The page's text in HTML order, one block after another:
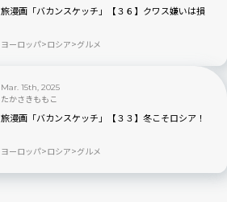
旅漫画「バカンスケッチ」【３６】クワス嫌いは損
ヨーロッパ ロシア グルメ
Mar. 15th, 2025
たかさきももこ
旅漫画「バカンスケッチ」【３３】冬こそロシア！
ヨーロッパ ロシア グルメ